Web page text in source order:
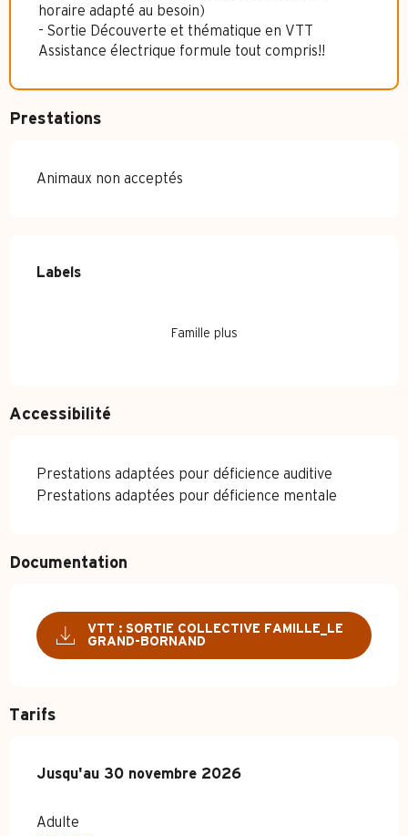
horaire adapté au besoin)
- Sortie Découverte et thématique en VTT
Assistance électrique formule tout compris!!
Prestations
Animaux non acceptés
Offres de prestations
Labels
Labels
Famille plus
Accessibilité
Prestations adaptées pour déficience auditive
Prestations adaptées pour déficience mentale
Documentation
VTT : SORTIE COLLECTIVE FAMILLE_LE
GRAND-BORNAND
Tarifs
Du11 avril 2026au30 novembre 2026
Jusqu'au 30 novembre 2026
Adulte